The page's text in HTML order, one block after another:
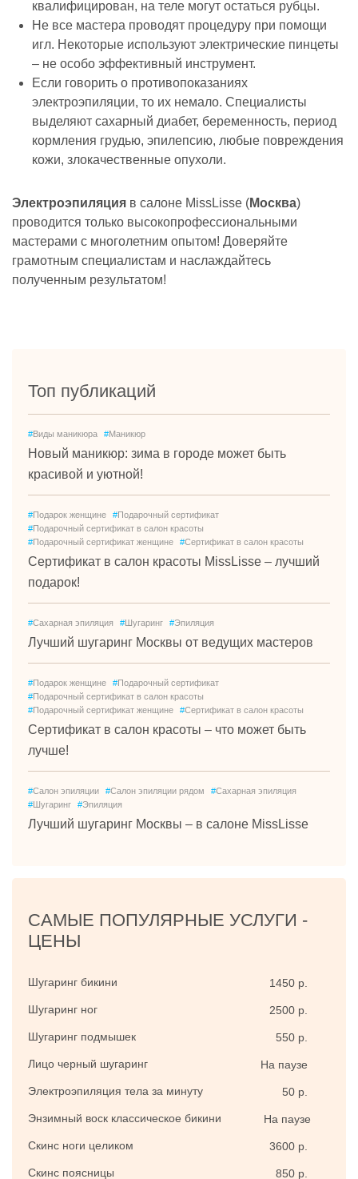
квалифицирован, на теле могут остаться рубцы.
Не все мастера проводят процедуру при помощи
игл. Некоторые используют электрические пинцеты
– не особо эффективный инструмент.
Если говорить о противопоказаниях
электроэпиляции, то их немало. Специалисты
выделяют сахарный диабет, беременность, период
кормления грудью, эпилепсию, любые повреждения
кожи, злокачественные опухоли.
Электроэпиляция в салоне MissLisse (Москва)
проводится только высокопрофессиональными
мастерами с многолетним опытом! Доверяйте
грамотным специалистам и наслаждайтесь
полученным результатом!
Топ публикаций
#Виды маникюра #Маникюр
Новый маникюр: зима в городе может быть
красивой и уютной!
#Подарок женщине #Подарочный сертификат
#Подарочный сертификат в салон красоты
#Подарочный сертификат женщине #Сертификат в салон красоты
Сертификат в салон красоты MissLisse – лучший
подарок!
#Сахарная эпиляция #Шугаринг #Эпиляция
Лучший шугаринг Москвы от ведущих мастеров
#Подарок женщине #Подарочный сертификат
#Подарочный сертификат в салон красоты
#Подарочный сертификат женщине #Сертификат в салон красоты
Сертификат в салон красоты – что может быть
лучше!
#Салон эпиляции #Салон эпиляции рядом #Сахарная эпиляция
#Шугаринг #Эпиляция
Лучший шугаринг Москвы – в салоне MissLisse
САМЫЕ ПОПУЛЯРНЫЕ УСЛУГИ -
ЦЕНЫ
Шугаринг бикини 1450 р.
Шугаринг ног 2500 р.
Шугаринг подмышек 550 р.
Лицо черный шугаринг На паузе
Электроэпиляция тела за минуту 50 р.
Энзимный воск классическое бикини На паузе
Скинс ноги целиком 3600 р.
Скинс поясницы 850 р.